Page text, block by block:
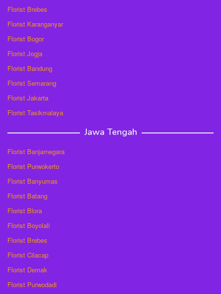
Florist Brebes
Florist Karanganyar
Florist Bogor
Florist Jogja
Florist Bandung
Florist Semarang
Florist Jakarta
Florist Tasikmalaya
Jawa Tengah
Florist Banjarnegara
Florist Purwokerto
Florist Banyumas
Florist Batang
Florist Blora
Florist Boyolali
Florist Brebes
Florist Cilacap
Florist Demak
Florist Purwodadi